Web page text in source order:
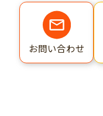
お問い合わせ